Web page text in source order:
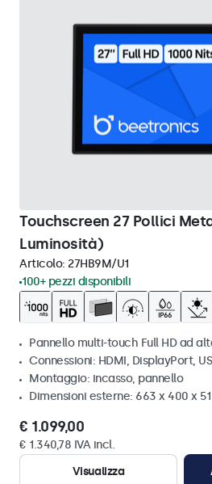
Touchscreen 27 Pollici
Luminosità)
Articolo: 27HB9M/U1
100+ pezzi disponibili
Pannello multi-touch Full HD ad
Connessioni: HDMI, DisplayPort,
Montaggio: incasso, pannello
Dimensioni esterne: 663 x 400 x
€ 1.099,00
€ 1.340,78 IVA incl.
Visualizza